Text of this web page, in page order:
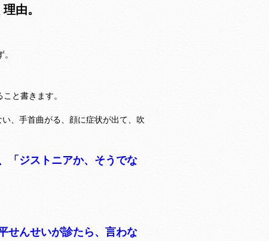
由。
と書きます。
い、手首曲がる、顔に症状が出て、吹
「ジストニアか、そうでな
せんせいが診たら、言わな